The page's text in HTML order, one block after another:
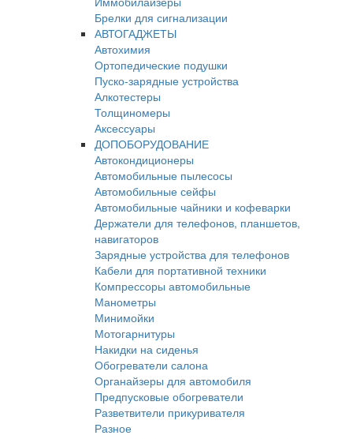
Брелки для сигнализации
АВТОГАДЖЕТЫ
Автохимия
Ортопедические подушки
Пуско-зарядные устройства
Алкотестеры
Толщиномеры
Аксессуары
ДОПОБОРУДОВАНИЕ
Автокондиционеры
Автомобильные пылесосы
Автомобильные сейфы
Автомобильные чайники и кофеварки
Держатели для телефонов, планшетов,
навигаторов
Зарядные устройства для телефонов
Кабели для портативной техники
Компрессоры автомобильные
Манометры
Минимойки
Мотогарнитуры
Накидки на сиденья
Обогреватели салона
Органайзеры для автомобиля
Предпусковые обогреватели
Разветвители прикуривателя
Разное